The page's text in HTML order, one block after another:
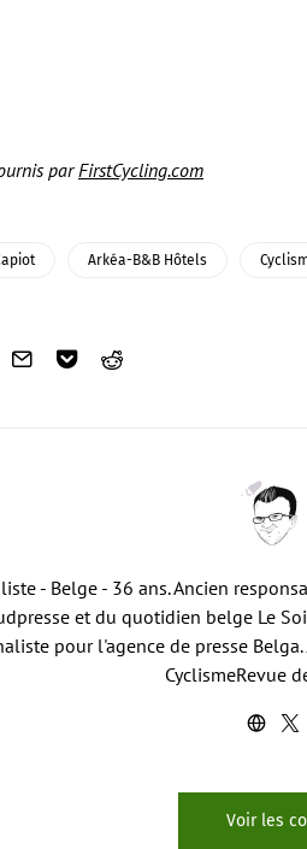
par FirstCycling.com
Arkéa-B&B Hôtels
- Belge - 36 ans. Ancien
et du quotidien belge Le
pour l'agence de presse
CyclismeRevue
Voir les